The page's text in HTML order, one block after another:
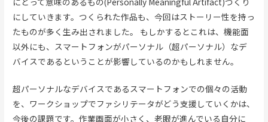
にしていきます。つくられた作品も、今回はストーリー性を持っ
たものが多く生み出されました。 もしかするとこれは、機能面
以外にも、スマートフォンがパーソナル（超パーソナル）なデ
バイスであるということが影響しているのかもしれません。
超パーソナルなデバイスであるスマートフォンでの個々の活動
を、ワークショップでファシリテータがどう支援していくかは、
今後の課題です。作業画面が小さく、老眼が進んでいる自分に